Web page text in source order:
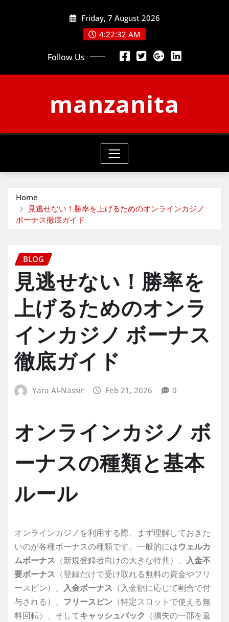
Friday, 7 August 2026
4:22:33 AM
Follow Us
manzanita
Home
見逃せない！勝率を上げるためのオンラインカジノ
ボーナス徹底ガイド
BLOG
見逃せない！勝率を
上げるためのオンラ
インカジノ ボーナス
徹底ガイド
Yara Al-Nassir Feb 21, 2026 0
オンラインカジノ ボ
ーナスの種類と基本
ルール
オンラインカジノを利用する際、まず理解しておきた
いのが各種ボーナスの種類です。一般的にはウェルカ
ムボーナス （新規登録者向けの大きな特典）、 入金不
要ボーナス （登録だけで受け取れる無料の資金やフリ
ースピン）、 入金ボーナス （入金額に応じて割合で付
与される）、 フリースピン （特定スロットで使える無
料回転）、そしてキャッシュバック （損失の一部を返